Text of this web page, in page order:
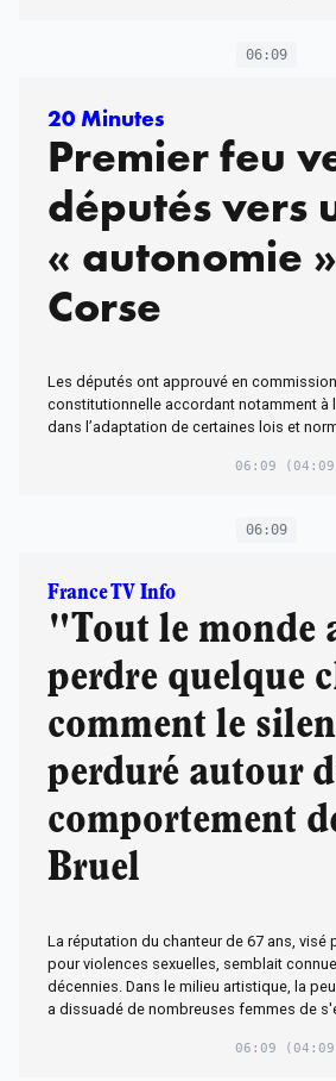
06:09
20 Minutes
Premier feu
députés vers
« autonomie
Corse
Les députés ont approuvé en
constitutionnelle accordant notamment à
dans l’adaptation de certaines lois et
06:09
06:09
France TV Info
"Tout le monde
perdre quelque
comment le
perduré autour
comportement
Bruel
La réputation du chanteur de 67 ans, visé
pour violences sexuelles, semblait
décennies. Dans le milieu artistique, la
a dissuadé de nombreuses femmes de
06:09